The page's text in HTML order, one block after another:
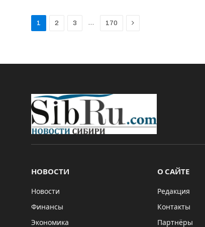
1 2 3 … 170 Next
НОВОСТИ
Новости
Финансы
Экономика
О САЙТЕ
Редакция
Контакты
Партнёры